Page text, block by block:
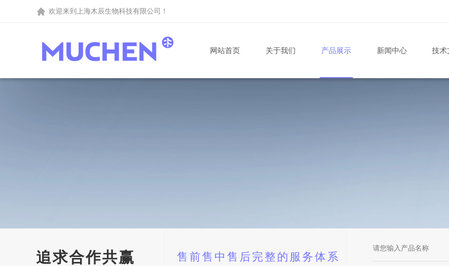
欢迎来到 上海木辰生物科技有限公司 ！
网站首页 关于我们 产品展示 新闻中心 技术
追求合作共赢 售前售中售后完整的服务体系